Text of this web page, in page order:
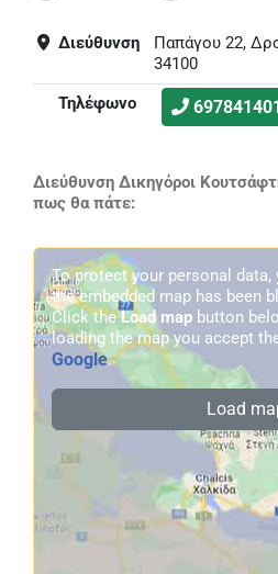
Διεύθυνση
Παπάγου 22,
34100
Τηλέφωνο
Διεύθυνση Δικηγόροι
πως θα πάτε:
To protect your personal
the embedded map has been
Click theLoad map button
loading the map you accept
Google.
Load